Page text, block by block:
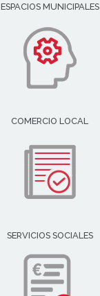
ESPACIOS MUNICIPALES
COMERCIO LOCAL
SERVICIOS SOCIALES